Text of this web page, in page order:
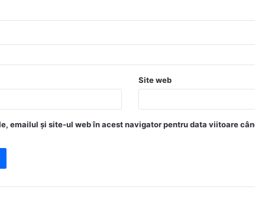
Site web
emailul și site-ul web în acest navigator pentru data viitoare